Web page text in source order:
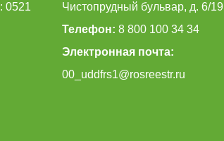
Чистопрудный бульвар, д. 6/19
Телефон: 8 800 100 34 34
Электронная почта:
00_uddfrs1@rosreestr.ru
: 0521